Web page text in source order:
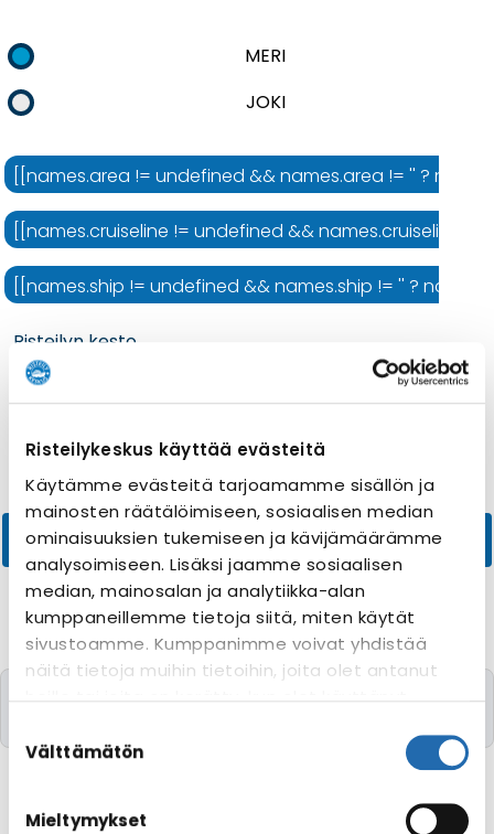
Risteilykeskus käyttää evästeitä
Käytämme evästeitä tarjoamamme sisällön ja
mainosten räätälöimiseen, sosiaalisen median
ominaisuuksien tukemiseen ja kävijämäärämme
analysoimiseen. Lisäksi jaamme sosiaalisen
median, mainosalan ja analytiikka-alan
kumppaneillemme tietoja siitä, miten käytät
sivustoamme. Kumppanimme voivat yhdistää
näitä tietoja muihin tietoihin, joita olet antanut
evästeasetuksiesi hyväksyntää sivuston
linkistä.
valinta
Välttämätön
Mieltymykset
MERI
JOKI
[[names.area != undefined && names.area != '' ?
[[names.cruiseline != undefined && names.cruiseline
[[names.ship != undefined && names.ship != '' ?
Risteilyn kesto